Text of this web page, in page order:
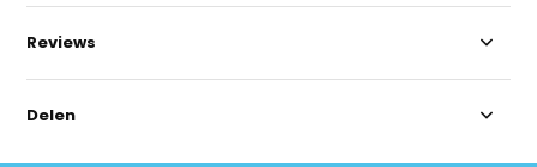
Reviews
Delen